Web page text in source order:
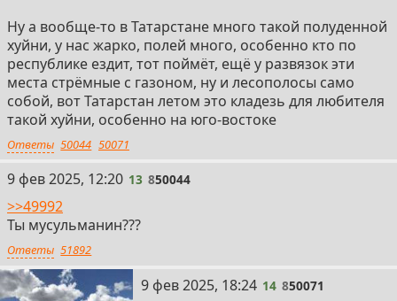
Ну а вообще-то в Татарстане много такой полуденной
хуйни, у нас жарко, полей много, особенно кто по
республике ездит, тот поймёт, ещё у развязок эти
места стрёмные с газоном, ну и лесополосы само
собой, вот Татарстан летом это кладезь для любителя
такой хуйни, особенно на юго-востоке
Ответы 50044 50071
13
9 фев 2025, 12:20 13 850044
>>49992
Ты мусульманин???
Ответы 51892
14
9 фев 2025, 18:24 14 850071